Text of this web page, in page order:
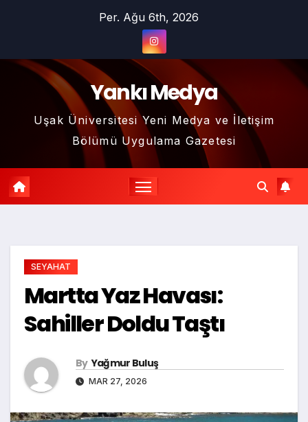
Per. Ağu 6th, 2026
Yankı Medya
Uşak Üniversitesi Yeni Medya ve İletişim
Bölümü Uygulama Gazetesi
SEYAHAT
Martta Yaz Havası:
Sahiller Doldu Taştı
By Yağmur Buluş
MAR 27, 2026